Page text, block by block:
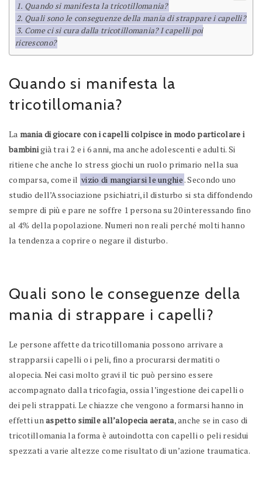
Quando si manifesta la tricotillomania?
Quali sono le conseguenze della mania di strappare i capelli?
Come ci si cura dalla tricotillomania? I capelli poi
ricrescono?
Quando si manifesta la
tricotillomania?
La mania di giocare con i capelli colpisce in modo particolare i
bambinigià tra i 2 e i 6 anni, ma anche adolescenti e adulti. Si
ritiene che anche lo stress giochi un ruolo primario nella sua
comparsa, come il vizio di mangiarsi le unghie. Secondo uno
studio dell’Associazione psichiatri, il disturbo si sta diffondendo
sempre di più e pare ne soffre 1 persona su 20 interessando fino
al 4% della popolazione. Numeri non reali perché molti hanno
la tendenza a coprire o negare il disturbo.
Quali sono le conseguenze della
mania di strappare i capelli?
Le persone affette da tricotillomania possono arrivare a
strapparsi i capelli o i peli, fino a procurarsi dermatiti o
alopecia. Nei casi molto gravi il tic può persino essere
accompagnato dalla tricofagia, ossia l’ingestione dei capelli o
dei peli strappati. Le chiazze che vengono a formarsi hanno in
effetti unaspetto simile all’alopecia aerata, anche se in caso di
tricotillomania la forma è autoindotta con capelli o peli residui
spezzati a varie altezze come risultato di un’azione traumatica.